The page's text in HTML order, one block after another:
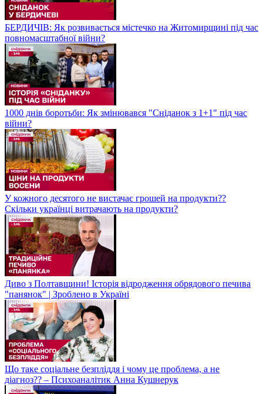
БЕРДИЧІВ: Як розвивається містечко на Житомирщині під час
повномасштабної війни?
1000 днів боротьби: Як змінювався "Сніданок з 1+1" під час
війни?
У кожного десятого не вистачає грошей на продукти??
Скільки українці витрачають на продукти?
Диво з Полтавщини! Історія відродження обрядового печива
"панянок" | Зроблено в Україні
Що таке соціальне безпліддя і чому це проблема, а не
діагноз?? – Психоаналітик Анна Кушнерук